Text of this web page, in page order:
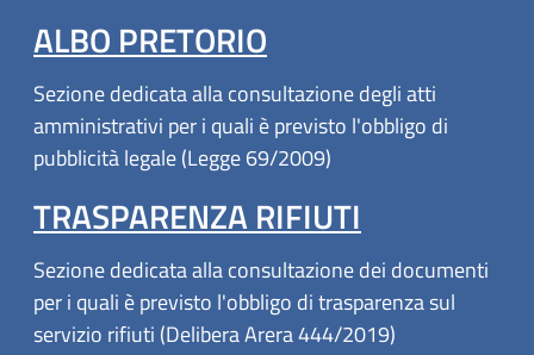
ALBO PRETORIO
Sezione dedicata alla consultazione degli atti
amministrativi per i quali è previsto l'obbligo di
pubblicità legale (Legge 69/2009)
TRASPARENZA RIFIUTI
Sezione dedicata alla consultazione dei documenti
per i quali è previsto l'obbligo di trasparenza sul
servizio rifiuti (Delibera Arera 444/2019)